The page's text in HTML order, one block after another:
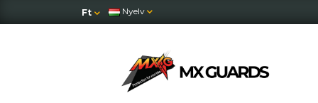
Ft Nyelv